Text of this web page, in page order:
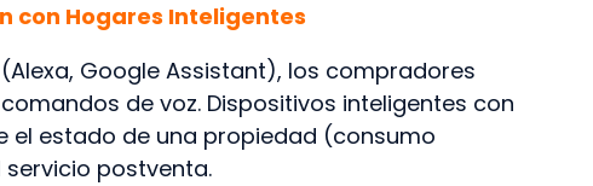
con Hogares Inteligentes
Google Assistant), los compradores
de voz. Dispositivos inteligentes con
el estado de una propiedad (consumo
postventa.